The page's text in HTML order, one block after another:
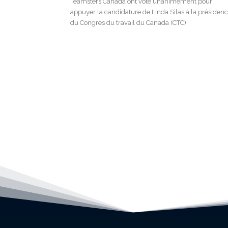
appuyer la candidature de Linda Silas à la
du Congrès du travail du Canada (CTC).